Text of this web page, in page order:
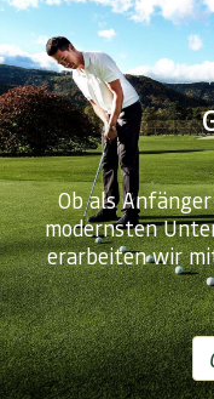
Ob als
modernsten
erarbeiten wir